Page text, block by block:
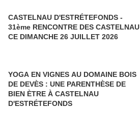
CASTELNAU D'ESTRÉTEFONDS -
31ème RENCONTRE DES CASTELNAU
CE DIMANCHE 26 JUILLET 2026
YOGA EN VIGNES AU DOMAINE BOIS
DE DEVÈS : UNE PARENTHÈSE DE
BIEN ÈTRE À CASTELNAU
D'ESTRÉTEFONDS